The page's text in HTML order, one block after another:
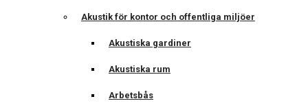
Akustik för kontor och offentliga miljöer
Akustiska gardiner
Akustiska rum
Arbetsbås